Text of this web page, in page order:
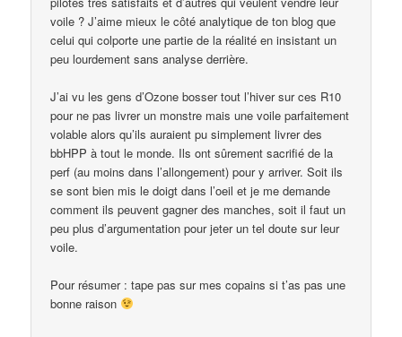
voile ? J’aime mieux le côté analytique de ton blog que
celui qui colporte une partie de la réalité en insistant un
peu lourdement sans analyse derrière.
J’ai vu les gens d’Ozone bosser tout l’hiver sur ces R10
pour ne pas livrer un monstre mais une voile parfaitement
volable alors qu’ils auraient pu simplement livrer des
bbHPP à tout le monde. Ils ont sûrement sacrifié de la
perf (au moins dans l’allongement) pour y arriver. Soit ils
se sont bien mis le doigt dans l’oeil et je me demande
comment ils peuvent gagner des manches, soit il faut un
peu plus d’argumentation pour jeter un tel doute sur leur
voile.
Pour résumer : tape pas sur mes copains si t’as pas une
bonne raison